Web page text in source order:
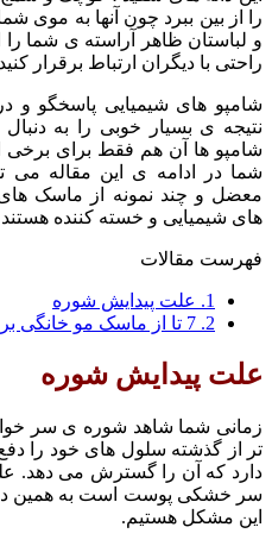
را از بین ببرد چون آنها به
و لباستان ظاهر آراسته ی شما را
راحتی با دیگران ارتباط برقرار
شامپو های شیمیایی پاسخگو و
نتیجه ی بسیار خوبی را به دنبال
شامپو ها آن هم فقط برای برخی
شما در ادامه ی این مقاله می
معضل و چند نمونه از ماسک های
های شیمیایی و خسته کننده
فهرست مقالات
1.
علت پیدایش شوره
2.
علت پیدایش شوره
زمانی شما شاهد شوره ی سر
تر از گذشته سلول های خود را
دارد که آن را گسترش می دهد.
سر خشکی پوست است به همین
این مشکل هستیم.